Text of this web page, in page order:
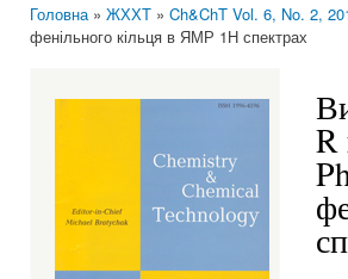
You are here
Головна» ЖХХТ » Ch&ChT Vol. 6, No. 2,
фенільного кільця в ЯМР 1Н спектрах
R